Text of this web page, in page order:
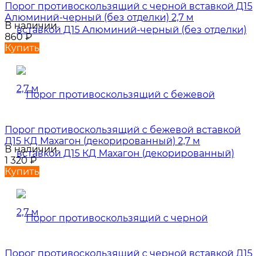
Порог противоскользящий с черной вставкой Д15
Алюминий-черный (без отделки) 2,7 м
В наличии
860₽
Купить
Порог противоскользящий с бежевой вставкой
Д15 КД Махагон (декорированный) 2,7 м
В наличии
1 320₽
Купить
Порог противоскользящий с черной вставкой Д15